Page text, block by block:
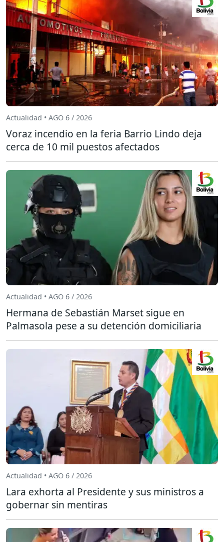
Actualidad • AGO 6 / 2026
Voraz incendio en la feria Barrio Lindo deja
cerca de 10 mil puestos afectados
Actualidad • AGO 6 / 2026
Hermana de Sebastián Marset sigue en
Palmasola pese a su detención domiciliaria
Actualidad • AGO 6 / 2026
Lara exhorta al Presidente y sus ministros a
gobernar sin mentiras